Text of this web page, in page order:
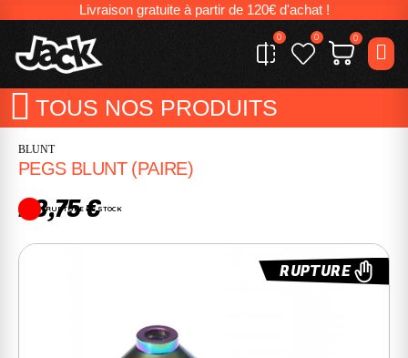
Livraison gratuite à partir de 120€ d'achat !
0 0 0
TOUS NOS PRODUITS
BLUNT
PEGS BLUNT (PAIRE)
23,75 €
RUPTURE DE STOCK
RUPTURE